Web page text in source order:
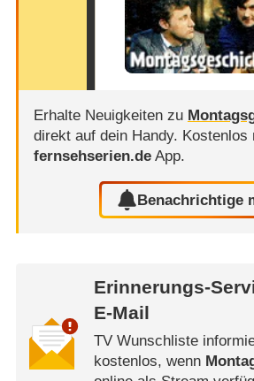
Erhalte Neuigkeiten zu
direkt auf dein Handy. Kostenlos
fernsehserien.deApp.
Benachrichtige
Erinnerungs-
E-Mail
TV Wunschliste
kostenlos, wenn